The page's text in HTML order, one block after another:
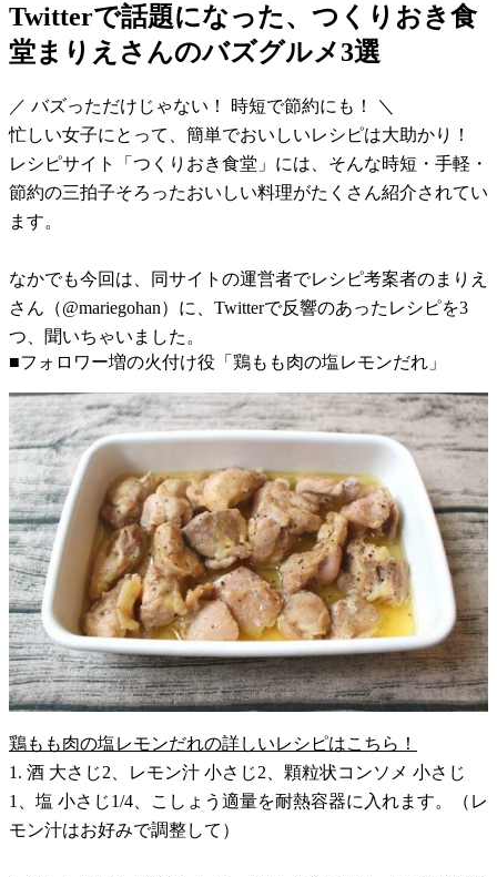
Twitterで話題になった、つくりおき食
堂まりえさんのバズグルメ3選
／ バズっただけじゃない！ 時短で節約にも！ ＼
忙しい女子にとって、簡単でおいしいレシピは大助かり！
レシピサイト「つくりおき食堂」には、そんな時短・手軽・
節約の三拍子そろったおいしい料理がたくさん紹介されてい
ます。
なかでも今回は、同サイトの運営者でレシピ考案者のまりえ
さん（@mariegohan）に、Twitterで反響のあったレシピを3
つ、聞いちゃいました。
■フォロワー増の火付け役「鶏もも肉の塩レモンだれ」
鶏もも肉の塩レモンだれの詳しいレシピはこちら！
1. 酒 大さじ2、レモン汁 小さじ2、顆粒状コンソメ 小さじ
1、塩 小さじ1/4、こしょう適量を耐熱容器に入れます。（レ
モン汁はお好みで調整して）